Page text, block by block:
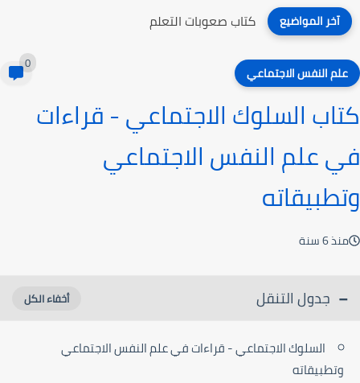
آخر المواضيع كتاب صعوبات التعلم
علم النفس الاجتماعي 0
كتاب السلوك الاجتماعي - قراءات
في علم النفس الاجتماعي
وتطبيقاته
منذ 6 سنة
جدول التنقل
السلوك الاجتماعي - قراءات في علم النفس الاجتماعي
وتطبيقاته